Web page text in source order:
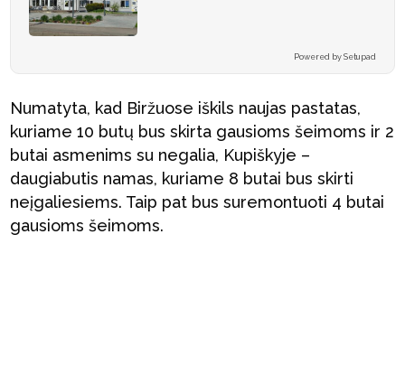
Powered by Setupad
Numatyta, kad Biržuose iškils naujas pastatas,
kuriame 10 butų bus skirta gausioms šeimoms ir 2
butai asmenims su negalia, Kupiškyje –
daugiabutis namas, kuriame 8 butai bus skirti
neįgaliesiems. Taip pat bus suremontuoti 4 butai
gausioms šeimoms.